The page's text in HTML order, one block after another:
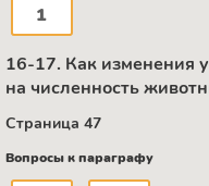
1
16-17. Как изменения
на численность
Страница 47
Вопросы к параграфу